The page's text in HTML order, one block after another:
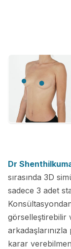
Dr
sırasında 3D
sadece 3 adet
görselleştirebilir
karar